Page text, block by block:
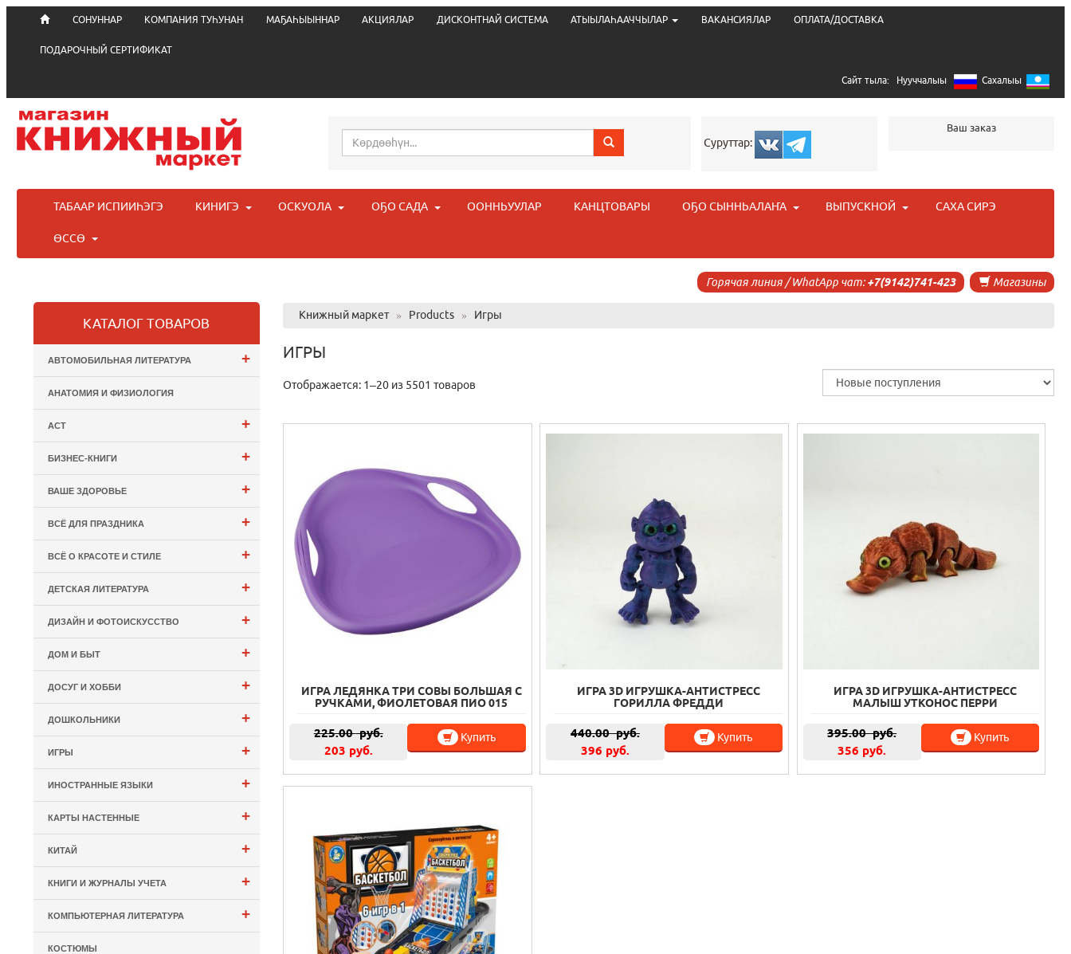
СОНУННАР КОМПАНИЯ ТУҺУНАН МАҔАҺЫЫННАР АКЦИЯЛАР ДИСКОНТНАЙ СИСТЕМА АТЫЫЛАҺААЧЧЫЛАР ВАКАНСИЯЛАР ОПЛАТА/ДОСТАВКА
ПОДАРОЧНЫЙ СЕРТИФИКАТ
Сайт тыла: Нууччалыы Сахалыы
Суруттар:
Ваш заказ
ТАБААР ИСПИИҺЭГЭ КИНИГЭ ОСКУОЛА ОҔО САДА ООННЬУУЛАР КАНЦТОВАРЫ ОҔО СЫННЬАЛАҤА ВЫПУСКНОЙ САХА СИРЭ
ӨССӨ
Магазины
Горячая линия / WhatApp чат:+7(9142)741-423
Книжный маркет » Products » Игры
ИГРЫ
Отображается: 1–20 из 5501 товаров
ИГРА ЛЕДЯНКА ТРИ СОВЫ БОЛЬШАЯ С
РУЧКАМИ, ФИОЛЕТОВАЯ ПИО 015
225.00руб.
203 руб.
Купить
ИГРА 3D ИГРУШКА-АНТИСТРЕСС
ГОРИЛЛА ФРЕДДИ
440.00руб.
396 руб.
Купить
ИГРА 3D ИГРУШКА-АНТИСТРЕСС
МАЛЫШ УТКОНОС ПЕРРИ
395.00руб.
356 руб.
Купить
КАТАЛОГ ТОВАРОВ
+
АВТОМОБИЛЬНАЯ ЛИТЕРАТУРА
АНАТОМИЯ И ФИЗИОЛОГИЯ
+
АСТ
+
БИЗНЕС-КНИГИ
+
ВАШЕ ЗДОРОВЬЕ
+
ВСЁ ДЛЯ ПРАЗДНИКА
+
ВСЁ О КРАСОТЕ И СТИЛЕ
+
ДЕТСКАЯ ЛИТЕРАТУРА
+
ДИЗАЙН И ФОТОИСКУССТВО
+
ДОМ И БЫТ
+
ДОСУГ И ХОББИ
+
ДОШКОЛЬНИКИ
+
ИГРЫ
+
ИНОСТРАННЫЕ ЯЗЫКИ
+
КАРТЫ НАСТЕННЫЕ
+
КИТАЙ
+
КНИГИ И ЖУРНАЛЫ УЧЕТА
+
КОМПЬЮТЕРНАЯ ЛИТЕРАТУРА
КОСТЮМЫ